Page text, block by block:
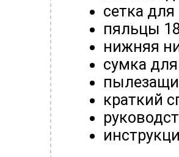
сетка
пяльцы
нижняя
сумка
краткий